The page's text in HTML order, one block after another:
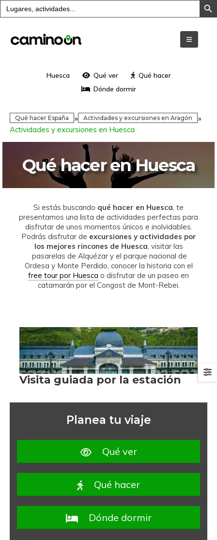
Buscar:
Huesca Qué ver
Qué hacer
Dónde dormir
Qué hacer España » Actividades y excursiones en Aragón
»
Actividades y excursiones en Huesca
Qué hacer en Huesca
Si estás buscando qué hacer en Huesca, te
presentamos una lista de actividades perfectas para
disfrutar de unos momentos únicos e inolvidables.
Podrás disfrutar de excursiones y actividades por
los mejores rincones de Huesca, visitar las
pasarelas de Alquézar y el parque nacional de
Ordesa y Monte Perdido, conocer la historia con el
free tour por Huesca o disfrutar de un paseo en
catamarán por el Congost de Mont-Rebei.
Planea tu viaje
Qué ver
Qué hacer
Dónde dormir